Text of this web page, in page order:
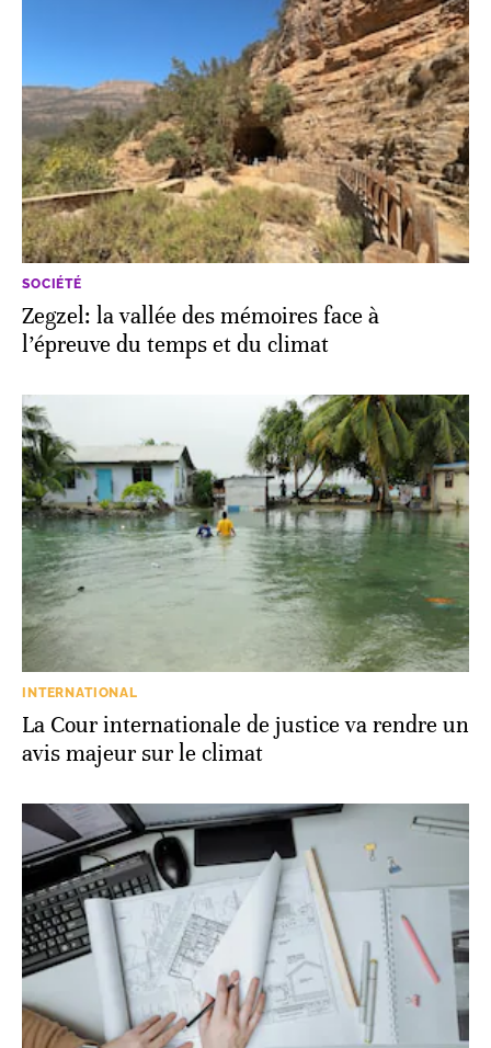
SOCIÉTÉ
Zegzel: la vallée des mémoires face à
l’épreuve du temps et du climat
INTERNATIONAL
La Cour internationale de justice va rendre un
avis majeur sur le climat